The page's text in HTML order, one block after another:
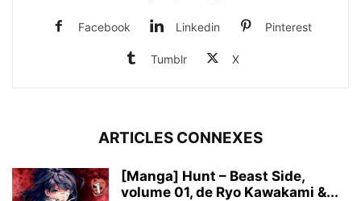
Facebook Linkedin Pinterest
Tumblr X
ARTICLES CONNEXES
[Manga] Hunt – Beast Side,
volume 01, de Ryo Kawakami &...